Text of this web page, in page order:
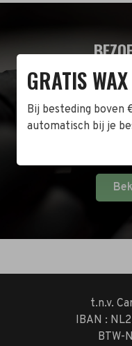
Naast de online
Leeuwenhoekstraat
dag langs tussen
t.n.v.
IBAN :
BTW-
GRATIS
Bij besteding boven
automatisch bij je